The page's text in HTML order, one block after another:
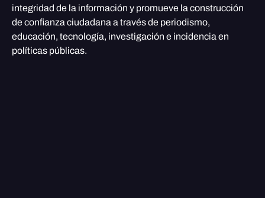
integridad de la información y promueve la construcción
de confianza ciudadana a través de periodismo,
educación, tecnología, investigación e incidencia en
políticas públicas.